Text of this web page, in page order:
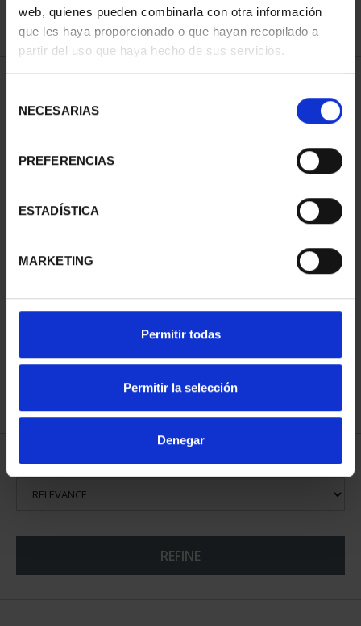
web, quienes pueden combinarla con otra información
que les haya proporcionado o que hayan recopilado a
partir del uso que haya hecho de sus servicios.
NECESARIAS
PREFERENCIAS
ESTADÍSTICA
MARKETING
Permitir todas
Permitir la selección
Denegar
REFINE
1 Products found
SPANISH CAPITALS -
€73.00
SORT BY: